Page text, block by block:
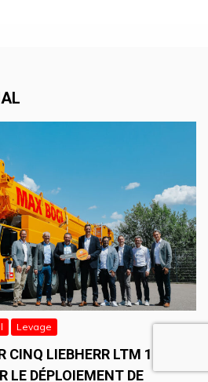
Levage
CINQ LIEBHERR LTM 1750-
LE DÉPLOIEMENT DE